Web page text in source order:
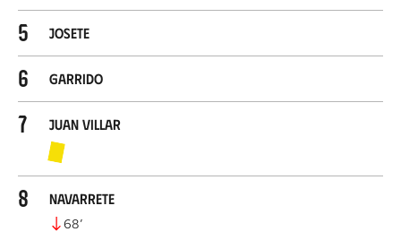
5 Josete
6 Garrido
7 Juan Villar
8 Navarrete
68’